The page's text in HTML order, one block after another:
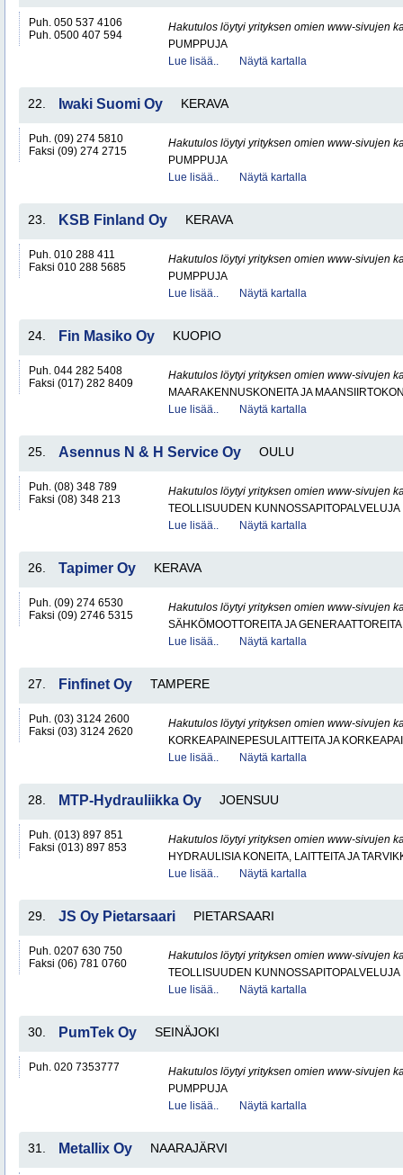
Puh. 050 537 4106
Puh. 0500 407 594
Hakutulos löytyi yrityksen omien www-sivujen
PUMPPUJA
Lue lisää..
Näytä kartalla
22. Iwaki Suomi Oy KERAVA
Puh. (09) 274 5810
Faksi (09) 274 2715
Hakutulos löytyi yrityksen omien www-sivujen
PUMPPUJA
Lue lisää..
Näytä kartalla
23. KSB Finland Oy KERAVA
Puh. 010 288 411
Faksi 010 288 5685
Hakutulos löytyi yrityksen omien www-sivujen
PUMPPUJA
Lue lisää..
Näytä kartalla
24. Fin Masiko Oy KUOPIO
Puh. 044 282 5408
Faksi (017) 282 8409
Hakutulos löytyi yrityksen omien www-sivujen
MAARAKENNUSKONEITA JA
Lue lisää..
Näytä kartalla
25. Asennus N & H Service Oy OULU
Puh. (08) 348 789
Faksi (08) 348 213
Hakutulos löytyi yrityksen omien www-sivujen
TEOLLISUUDEN KUNNOSSAPITOPALVELUJA
Lue lisää..
Näytä kartalla
26. Tapimer Oy KERAVA
Puh. (09) 274 6530
Faksi (09) 2746 5315
Hakutulos löytyi yrityksen omien www-sivujen
SÄHKÖMOOTTOREITA JA GENERAATTOREITA
Lue lisää..
Näytä kartalla
27. Finfinet Oy TAMPERE
Puh. (03) 3124 2600
Faksi (03) 3124 2620
Hakutulos löytyi yrityksen omien www-sivujen
KORKEAPAINEPESULAITTEITA JA
Lue lisää..
Näytä kartalla
28. MTP-Hydrauliikka Oy JOENSUU
Puh. (013) 897 851
Faksi (013) 897 853
Hakutulos löytyi yrityksen omien www-sivujen
HYDRAULISIA KONEITA, LAITTEITA JA
Lue lisää..
Näytä kartalla
29. JS Oy Pietarsaari PIETARSAARI
Puh. 0207 630 750
Faksi (06) 781 0760
Hakutulos löytyi yrityksen omien www-sivujen
TEOLLISUUDEN KUNNOSSAPITOPALVELUJA
Lue lisää..
Näytä kartalla
30. PumTek Oy SEINÄJOKI
Puh. 020 7353777
Hakutulos löytyi yrityksen omien www-sivujen
PUMPPUJA
Lue lisää..
Näytä kartalla
31. Metallix Oy NAARAJÄRVI